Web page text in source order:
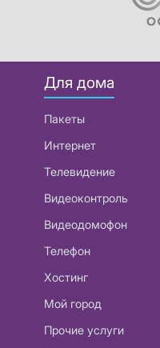
Для дома
Пакеты
Интернет
Телевидение
Видеоконтроль
Видеодомофон
Телефон
Хостинг
Мой город
Прочие услуги